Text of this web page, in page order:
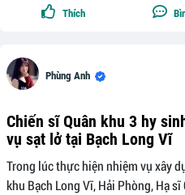
Thích
Phùng Anh
Chiến sĩ Quân khu 3 hy
vụ sạt lở tại Bạch Long Vĩ
Trong lúc thực hiện nhiệm vụ xây
khu Bạch Long Vĩ, Hải Phòng, Hạ